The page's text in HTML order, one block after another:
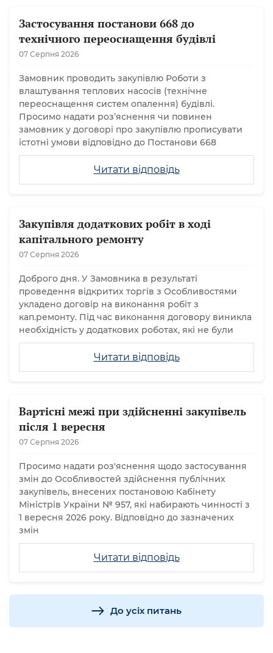
Застосування постанови 668 до
технічного переоснащення будівлі
07 Серпня 2026
Читати відповідь
Замовник проводить закупівлю Роботи з
влаштування теплових насосів (технічне
переоснащення систем опалення) будівлі.
Просимо надати розʼяснення чи повинен
замовник у договорі про закупівлю прописувати
істотні умови відповідно до Постанови 668
Закупівля додаткових робіт в ході
капітального ремонту
07 Серпня 2026
Читати відповідь
Доброго дня. У Замовника в результаті
проведення відкритих торгів з Особливостями
укладено договір на виконання робіт з
кап.ремонту. Під час виконання договору виникла
необхідність у додаткових роботах, які не були
Вартісні межі при здійсненні закупівель
після 1 вересня
07 Серпня 2026
Читати відповідь
Просимо надати роз'яснення щодо застосування
змін до Особливостей здійснення публічних
закупівель, внесених постановою Кабінету
Міністрів України № 957, які набирають чинності з
1 вересня 2026 року. Відповідно до зазначених
змін
До усіх питань